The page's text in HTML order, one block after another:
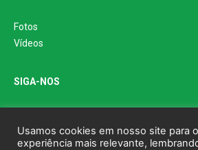
Fotos
Vídeos
SIGA-NOS
Usamos cookies em nosso site para
experiência mais relevante,